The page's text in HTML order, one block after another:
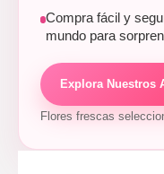
Compra fácil y
mundo para
Explora Nuestros
Flores frescas